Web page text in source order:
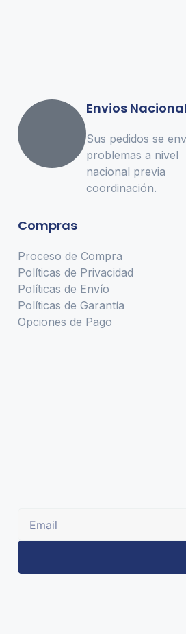
Envios
Sus pedidos se
problemas a nivel
nacional previa
coordinación.
Compras
Proceso de Compra
Políticas de Privacidad
Políticas de Envío
Políticas de Garantía
Opciones de Pago